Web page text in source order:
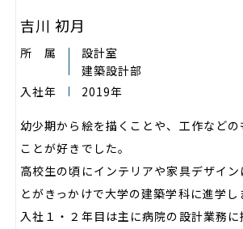
吉川 初月
所 属
設計室
建築設計部
入社年
2019年
幼少期から絵を描くことや、工作などの
ことが好きでした。
高校生の頃にインテリアや家具デザイ
とがきっかけで大学の建築学科に進学し
入社１・２年目は主に病院の設計業務